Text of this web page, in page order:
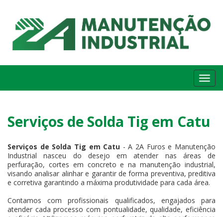
Serviços de Solda Tig em Catu
Serviços de Solda Tig em Catu - A 2A Furos e Manutenção
Industrial nasceu do desejo em atender nas áreas de
perfuração, cortes em concreto e na manutenção industrial,
visando analisar alinhar e garantir de forma preventiva, preditiva
e corretiva garantindo a máxima produtividade para cada área.
Contamos com profissionais qualificados, engajados para
atender cada processo com pontualidade, qualidade, eficiência